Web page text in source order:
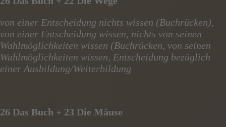
von einer Entscheidung nichts wissen (Buchrücken),
von einer Entscheidung wissen, nichts von seinen
Wahlmöglichkeiten wissen (Buchrücken, von seinen
Wahlmöglichkeiten wissen, Entscheidung bezüglich
einer Ausbildung/Weiterbildung
26 Das Buch + 23 Die Mäuse